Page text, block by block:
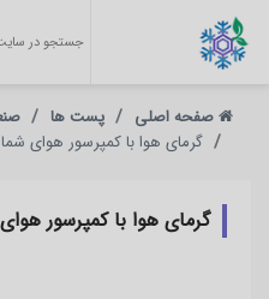
صفحه اصلی پست ها
گرمای هوا با کمپرسور هوای
گرمای هوا با کمپرسور